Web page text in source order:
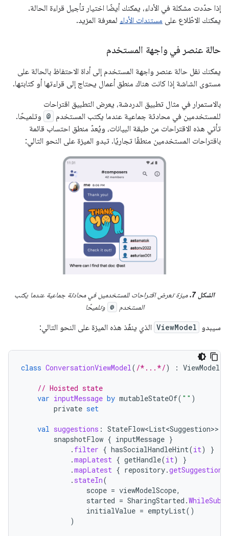
إذا حدّدت مشكلة في الأداء، يمكنك أيضًا اختيار تأجيل قراءة الحالة.
يمكنك الاطّلاع على مستندات الأداء لمعرفة المزيد.
حالة عنصر في واجهة المستخدم
يمكنك نقل حالة عنصر واجهة المستخدم إلى أداة الاحتفاظ بالحالة على
مستوى الشاشة إذا كانت هناك منطق أعمال يحتاج إلى قراءتها أو كتابتها.
بالاستمرار في مثال تطبيق الدردشة، يعرض التطبيق اقتراحات
للمستخدمين في محادثة جماعية عندما يكتب المستخدم @ وتلميحًا.
تأتي هذه الاقتراحات من طبقة البيانات، ويُعدّ منطق احتساب قائمة
باقتراحات المستخدمين منطقًا تجاريًا. تبدو الميزة على النحو التالي:
الشكل 7.
ميزة تعرض اقتراحات للمستخدمين في محادثة جماعية عندما يكتب
المستخدم
@ وتلميحًا
سيبدو ViewModel الذي ينفّذ هذه الميزة على النحو التالي:
class ConversationViewModel( /*...*/) : ViewModel
// Hoisted state
var inputMessage by mutableStateOf( "" )
private set
val suggestions : StateFlow<List<Suggestion>>
snapshotFlow { inputMessage }
. filter { hasSocialHandleHint(it)
}
.mapLatest { getHandle(it)
}
.mapLatest { repository.getSuggestions
. stateIn(
scope = viewModelScope,
started = SharingStarted .
initialValue = emptyList()
)